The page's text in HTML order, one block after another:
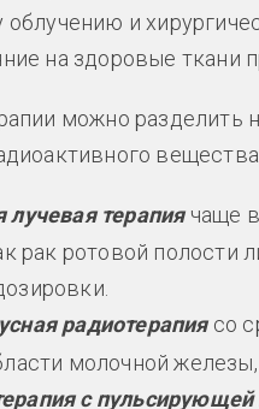
и
на здоровые ткани
можно разделить
лучевая терапиячаще
рак ротовой полости
радиотерапия со
молочной железы,
с